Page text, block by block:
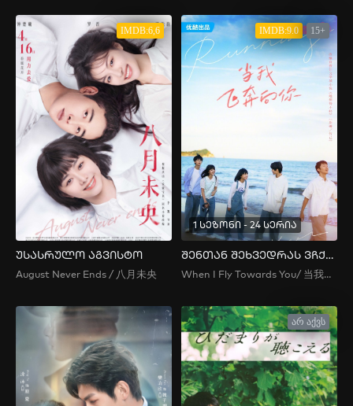
IMDB:6,6
უსასრულო აგვისტო
August Never Ends / 八月未央
IMDB:9.0 15+
1 სეზონი - 24 სერია
შენთან შეხვედრას ვჩქარობ
When I Fly Towards You/ 当我飞奔向你
არ აქვს